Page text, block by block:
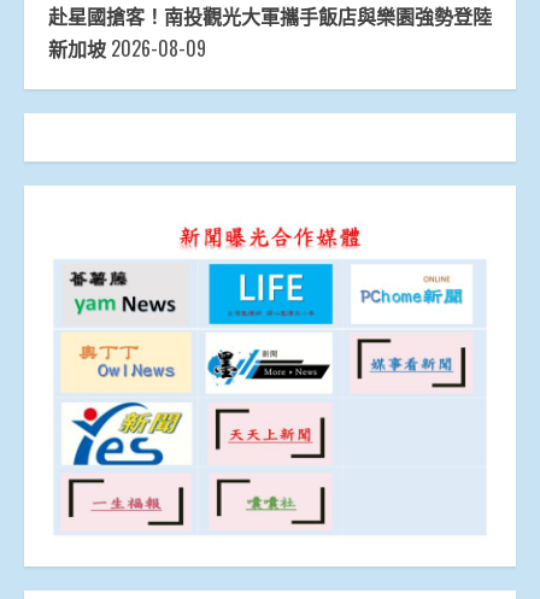
赴星國搶客！南投觀光大軍攜手飯店與樂園強勢登陸
新加坡 2026-08-09